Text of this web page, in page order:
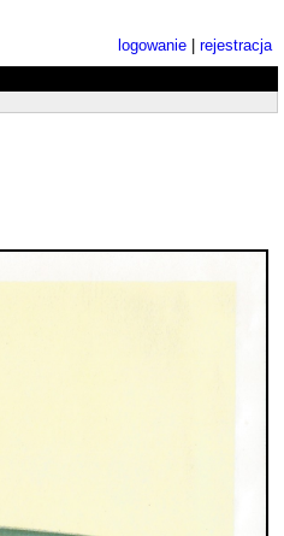
logowanie
rejestracja